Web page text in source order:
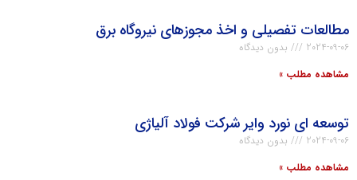
مطالعات تفصیلی و اخذ مجوزهای نیروگاه برق
2024-09-06
بدون دیدگاه
مشاهده مطلب »
توسعه ای نورد واير شرکت فولاد آلیاژی
2024-09-06
بدون دیدگاه
مشاهده مطلب »